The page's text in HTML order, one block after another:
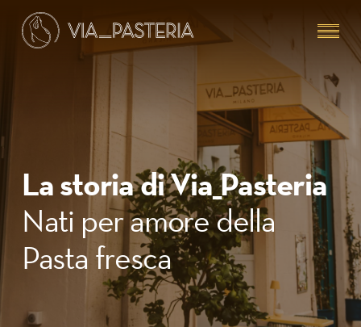
Menu
La storia di Via_Pasteria
Nati per amore della
Pasta fresca